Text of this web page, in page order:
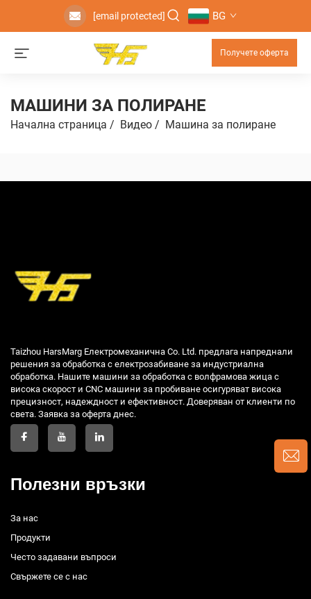
[email protected] BG
Получете оферта
МАШИНИ ЗА ПОЛИРАНЕ
Начална страница / Видео / Машинa зa пoлирaне
Taizhou HarsMarg Електромеханична Co. Ltd. предлага напреднали
решения за обработка с електрозабиване за индустриална
обработка. Нашите машини за обработка с волфрамова жица с
висока скорост и CNC машини за пробиване осигуряват висока
прецизност, надеждност и ефективност. Доверяван от клиенти по
света. Заявка за оферта днес.
Полезни връзки
За нас
Продукти
Често задавани въпроси
Свържете се с нас